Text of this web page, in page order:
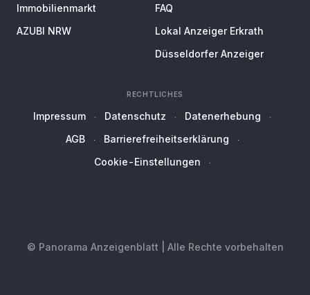
Immobilienmarkt
AZUBI NRW
FAQ
Lokal Anzeiger Erkrath
Düsseldorfer Anzeiger
RECHTLICHES
Impressum Datenschutz
Datenerhebung
AGB
Barrierefreiheitserklärung
Cookie-Einstellungen
© Panorama Anzeigenblatt | Alle Rechte vorbehalten